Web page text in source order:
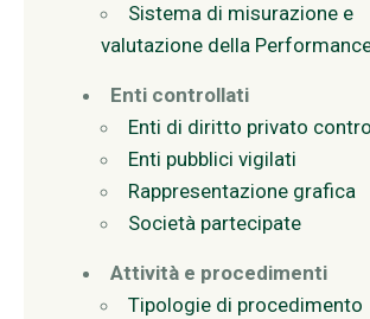
Sistema di misurazione e
valutazione della
Enti controllati
Enti di diritto privato
Enti pubblici vigilati
Rappresentazione grafica
Società partecipate
Attività e procedimenti
Tipologie di procedimento